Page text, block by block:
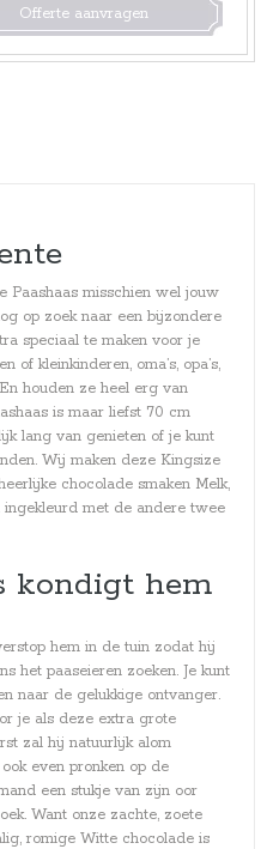
Offerte aanvragen
Paashaas misschien wel jouw
op zoek naar een bijzondere
speciaal te maken voor je
of kleinkinderen, oma’s, opa’s,
houden ze heel erg van
is maar liefst 70 cm
lang van genieten of je kunt
Wij maken deze Kingsize
chocolade smaken Melk,
met de andere twee
kondigt hem
hem in de tuin zodat hij
het paaseieren zoeken. Je kunt
naar de gelukkige ontvanger.
je als deze extra grote
zal hij natuurlijk alom
even pronken op de
een stukje van zijn oor
Want onze zachte, zoete
romige Witte chocolade is